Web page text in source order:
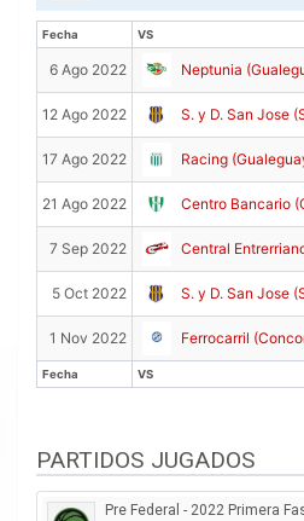
Fecha VS
Fecha VS
6 Ago 2022 Neptunia
12 Ago 2022 S. y D. San Jose
17 Ago 2022 Racing
21 Ago 2022 Centro Bancario
7 Sep 2022 Central
5 Oct 2022 S. y D. San Jose
1 Nov 2022 Ferrocarril
Fecha VS
PARTIDOS JUGADOS
Pre Federal - 2022 Primera